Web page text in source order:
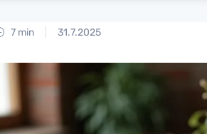
7 min 31.7.2025